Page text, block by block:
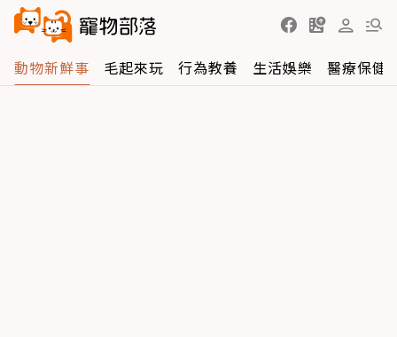
動物新鮮事 毛起來玩 行為教養 生活娛樂 醫療保健